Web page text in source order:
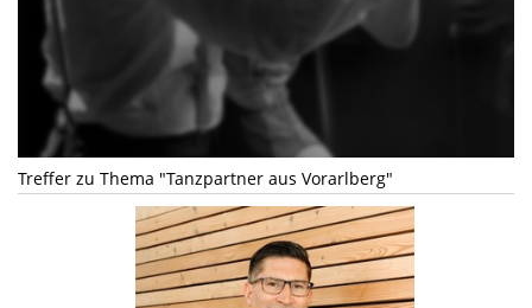
Treffer zu Thema "Tanzpartner aus Vorarlberg"